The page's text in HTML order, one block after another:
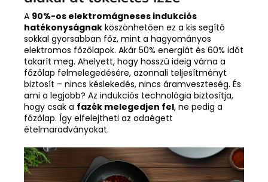
A 90%-os elektromágneses indukciós
hatékonyságnak köszönhetően ez a kis segítő
sokkal gyorsabban főz, mint a hagyományos
elektromos főzőlapok. Akár 50% energiát és 60% időt
takarít meg. Ahelyett, hogy hosszú ideig várna a
főzőlap felmelegedésére, azonnali teljesítményt
biztosít – nincs késlekedés, nincs áramveszteség. És
ami a legjobb? Az indukciós technológia biztosítja,
hogy csak a fazék melegedjen fel, ne pedig a
főzőlap. Így elfelejtheti az odaégett
ételmaradványokat.